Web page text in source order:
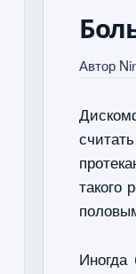
Автор
такого
Иногда